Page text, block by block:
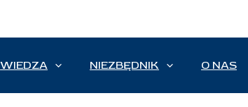
WIEDZA NIEZBĘDNIK O NAS